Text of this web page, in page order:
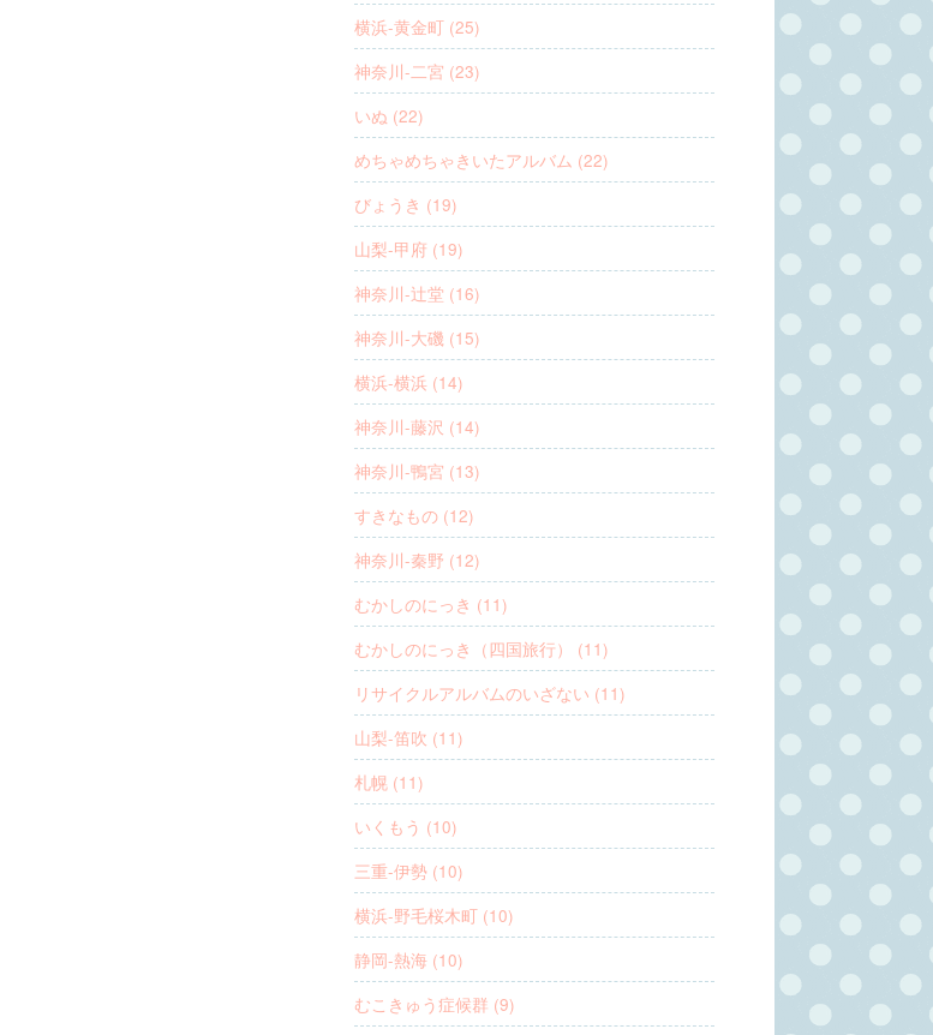
横浜-黄金町 (25)
神奈川-二宮 (23)
いぬ (22)
めちゃめちゃきいたアルバム (22)
びょうき (19)
山梨-甲府 (19)
神奈川-辻堂 (16)
神奈川-大磯 (15)
横浜-横浜 (14)
神奈川-藤沢 (14)
神奈川-鴨宮 (13)
すきなもの (12)
神奈川-秦野 (12)
むかしのにっき (11)
むかしのにっき（四国旅行） (11)
リサイクルアルバムのいざない (11)
山梨-笛吹 (11)
札幌 (11)
いくもう (10)
三重-伊勢 (10)
横浜-野毛桜木町 (10)
静岡-熱海 (10)
むこきゅう症候群 (9)